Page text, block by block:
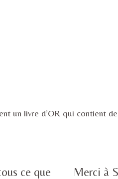
un livre d’OR qui contient
ce que
Merci à